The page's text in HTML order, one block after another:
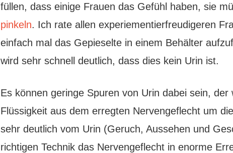
füllen, dass einige Frauen das Gefühl haben, sie
pinkeln. Ich rate allen experiementierfreudigeren
einfach mal das Gepieselte in einem Behälter
wird sehr schnell deutlich, dass dies kein Urin ist.
Es können geringe Spuren von Urin dabei sein,
Flüssigkeit aus dem erregten Nervengeflecht um
sehr deutlich vom Urin (Geruch, Aussehen und
richtigen Technik das Nervengeflecht in enorme